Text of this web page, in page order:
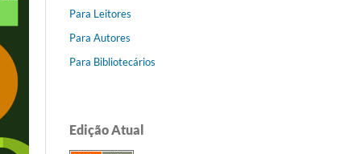
Para Leitores
Para Autores
Para Bibliotecários
Edição Atual